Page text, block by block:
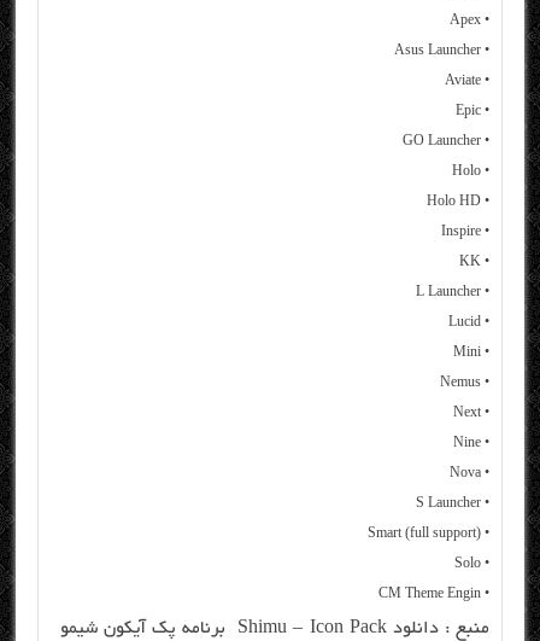
• Apex
• Asus Launcher
• Aviate
• Epic
• GO Launcher
• Holo
• Holo HD
• Inspire
• KK
• L Launcher
• Lucid
• Mini
• Nemus
• Next
• Nine
• Nova
• S Launcher
• Smart (full support)
• Solo
• CM Theme Engin
منبع :
دانلود Shimu – Icon Pack برنامه پک آیکون شیمو